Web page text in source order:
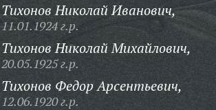
Тихонов Николай Иванович,
11.01.1924 г.р.
Тихонов Николай Михайлович,
20.05.1925 г.р.
Тихонов Федор Арсентьевич,
12.06.1920 г.р.